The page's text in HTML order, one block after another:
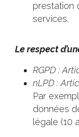
prestation
services.
Le respect
RGPD :
nLPD :
Par
données
légale (10